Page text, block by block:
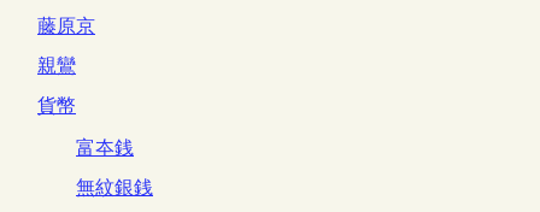
藤原京
親鸞
貨幣
富夲銭
無紋銀銭